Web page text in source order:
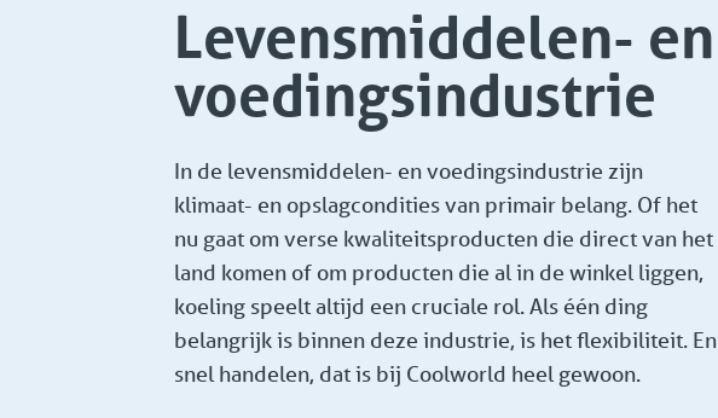
Levensmiddelen- en
voedingsindustrie
In de levensmiddelen- en voedingsindustrie zijn
klimaat- en opslagcondities van primair belang. Of het
nu gaat om verse kwaliteitsproducten die direct van het
land komen of om producten die al in de winkel liggen,
koeling speelt altijd een cruciale rol. Als één ding
belangrijk is binnen deze industrie, is het flexibiliteit. En
snel handelen, dat is bij Coolworld heel gewoon.